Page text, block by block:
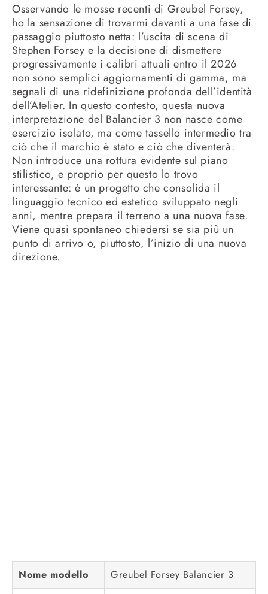
Osservando le mosse recenti di Greubel Forsey,
ho la sensazione di trovarmi davanti a una fase di
passaggio piuttosto netta: l’uscita di scena di
Stephen Forsey e la decisione di dismettere
progressivamente i calibri attuali entro il 2026
non sono semplici aggiornamenti di gamma, ma
segnali di una ridefinizione profonda dell’identità
dell’Atelier. In questo contesto, questa nuova
interpretazione del Balancier 3 non nasce come
esercizio isolato, ma come tassello intermedio tra
ciò che il marchio è stato e ciò che diventerà.
Non introduce una rottura evidente sul piano
stilistico, e proprio per questo lo trovo
interessante: è un progetto che consolida il
linguaggio tecnico ed estetico sviluppato negli
anni, mentre prepara il terreno a una nuova fase.
Viene quasi spontaneo chiedersi se sia più un
punto di arrivo o, piuttosto, l’inizio di una nuova
direzione.
Nome modello
Greubel Forsey Balancier 3